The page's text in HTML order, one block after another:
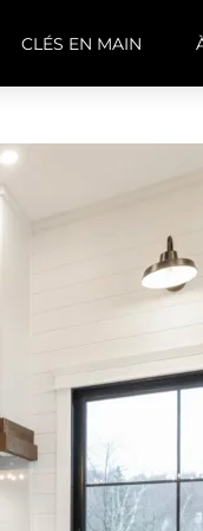
CLÉS EN MAIN